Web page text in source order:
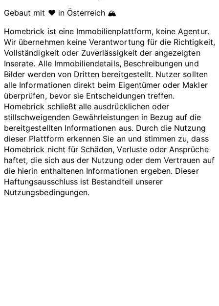
Gebaut mit ❤️ in Österreich 🏔️
Homebrick ist eine Immobilienplattform, keine Agentur.
Wir übernehmen keine Verantwortung für die Richtigkeit,
Vollständigkeit oder Zuverlässigkeit der angezeigten
Inserate. Alle Immobiliendetails, Beschreibungen und
Bilder werden von Dritten bereitgestellt. Nutzer sollten
alle Informationen direkt beim Eigentümer oder Makler
überprüfen, bevor sie Entscheidungen treffen.
Homebrick schließt alle ausdrücklichen oder
stillschweigenden Gewährleistungen in Bezug auf die
bereitgestellten Informationen aus. Durch die Nutzung
dieser Plattform erkennen Sie an und stimmen zu, dass
Homebrick nicht für Schäden, Verluste oder Ansprüche
haftet, die sich aus der Nutzung oder dem Vertrauen auf
die hierin enthaltenen Informationen ergeben. Dieser
Haftungsausschluss ist Bestandteil unserer
Nutzungsbedingungen.